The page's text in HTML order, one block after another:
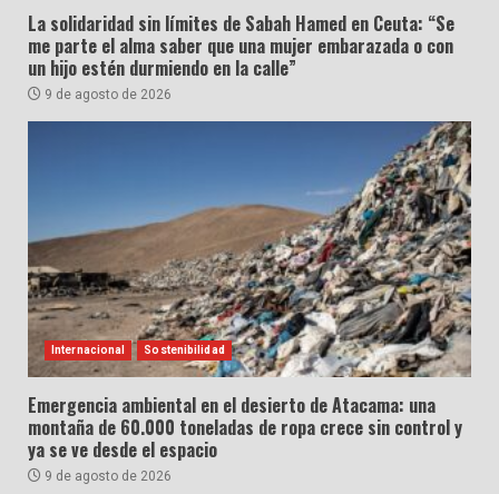
La solidaridad sin límites de Sabah Hamed en Ceuta: “Se
me parte el alma saber que una mujer embarazada o con
un hijo estén durmiendo en la calle”
9 de agosto de 2026
Internacional Sostenibilidad
Emergencia ambiental en el desierto de Atacama: una
montaña de 60.000 toneladas de ropa crece sin control y
ya se ve desde el espacio
9 de agosto de 2026